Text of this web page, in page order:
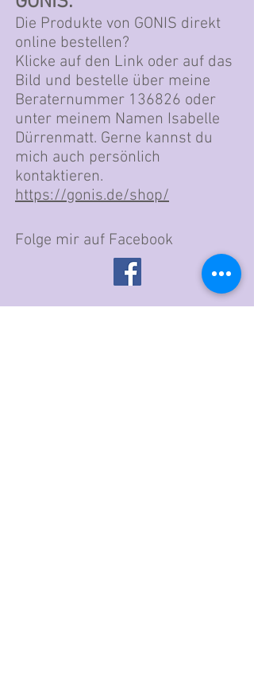
Die Produkte von GONIS direkt
online bestellen?
Klicke auf den Link oder auf das
Bild und bestelle über meine
Beraternummer 136826 oder
unter meinem Namen Isabelle
Dürrenmatt. Gerne kannst du
mich auch persönlich
kontaktieren.
https://gonis.de/shop/
Folge mir auf Facebook